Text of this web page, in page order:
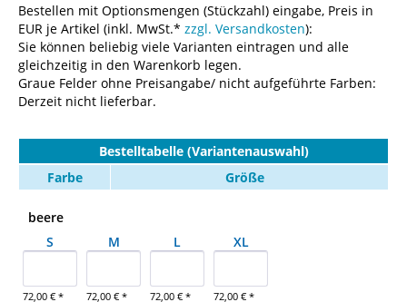
Bestellen mit Optionsmengen (Stückzahl) eingabe, Preis in
EUR je Artikel (inkl. MwSt.* zzgl. Versandkosten):
Sie können beliebig viele Varianten eintragen und alle
gleichzeitig in den Warenkorb legen.
Graue Felder ohne Preisangabe/ nicht aufgeführte Farben:
Derzeit nicht lieferbar.
Bestelltabelle (Variantenauswahl)
Farbe
Größe
beere
S
72,00 € *
M
72,00 € *
L
72,00 € *
XL
72,00 € *